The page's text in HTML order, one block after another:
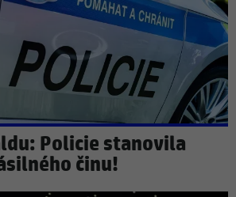
Policie stanovila
činu!